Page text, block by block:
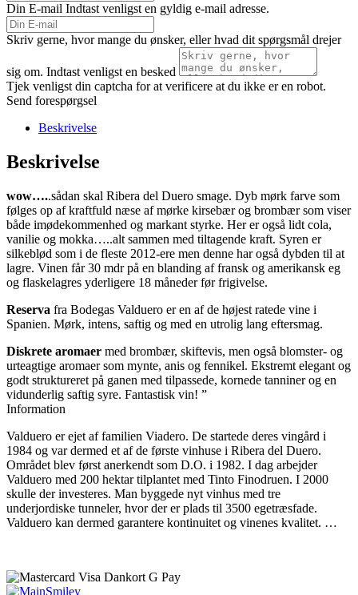
Din E-mail Indtast venligst en gyldig e-mail adresse.
Skriv gerne, hvor mange du ønsker, eller hvad dit spørgsmål drejer
sig om. Indtast venligst en besked
Tjek venligst din captcha for at verificere at du ikke er en robot.
Send forespørgsel
Beskrivelse
Beskrivelse
wow…..sådan skal Ribera del Duero smage. Dyb mørk farve som
følges op af kraftfuld næse af mørke kirsebær og brombær som viser
både imødekommenhed og markant styrke. Her er også lidt cola,
vanilie og mokka…..alt sammen med tiltagende kraft. Syren er
silkeblød som i de fleste 2012-ere men denne har også dybden til at
lagre. Vinen får 30 mdr på en blanding af fransk og amerikansk eg
og flaskelagres yderligere 18 måneder før frigivelse.
Reserva fra Bodegas Valduero er en af de højest ratede vine i
Spanien. Mørk, intens, saftig og med en utrolig lang eftersmag.
Diskrete aromaer med brombær, skiftevis, men også blomster- og
urteagtige aromaer som mynte, anis og fennikel. Ekstremt elegant og
godt struktureret på ganen med tilpassede, kornede tanniner og en
vidunderlig saftig syre. Fantastisk vin! ”
Information
Valduero er ejet af familien Viadero. De startede deres vingård i
1984 og var dermed et af de første vinhuse i Ribera del Duero.
Området blev først anerkendt som D.O. i 1982. I dag arbejder
Valduero med 200 hektar tilplantet med Tinto Finodruen. I 2000
skulle der investeres. Man byggede nyt vinhus med tre
underjordiske tunneler, hvor der er plads til 3500 egetræsfade.
Valduero kan dermed garantere kontinuitet og vinenes kvalitet. …